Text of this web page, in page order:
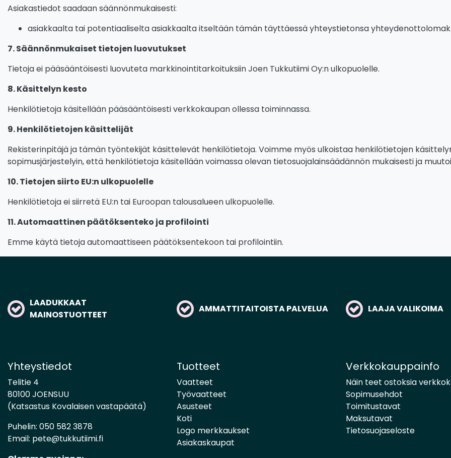
Asiakastiedot saadaan säännönmukaisesti:
asiakkaalta tai potentiaaliselta asiakkaalta itseltään tämän täyttäessä yhteystietonsa
7. Säännönmukaiset tietojen luovutukset
Tietoja ei pääsääntöisesti luovuteta markkinointitarkoituksiin Joen Tukkutiimi Oy:n ulkopuolelle.
8. Käsittelyn kesto
Henkilötietoja käsitellään pääsääntöisesti verkkokaupan ollessa toiminnassa.
9. Henkilötietojen käsittelijät
Rekisterinpitäjä ja tämän työntekijät käsittelevät henkilötietoja. Voimme myös ulkoistaa henkilötietojen
sopimusjärjestelyin, että henkilötietoja käsitellään voimassa olevan tietosuojalainsäädännön mukaisesti ja
10. Tietojen siirto EU:n ulkopuolelle
Henkilötietoja ei siirretä EU:n tai Euroopan talousalueen ulkopuolelle.
11. Automaattinen päätöksenteko ja profilointi
Emme käytä tietoja automaattiseen päätöksentekoon tai profilointiin.
LAADUKKAAT
MAINOSTUOTTEET
AMMATTITAITOISTA PALVELUA LAAJA VALIKOIMA
Yhteystiedot
Telitie 4
80100 JOENSUU
(Katsastus Kovalaisen vastapäätä)
Puhelin: 050 582 3878
Email: pete@tukkutiimi.fi
Tuotteet
Vaatteet
Työvaatteet
Asusteet
Koti
Logo merkkaukset
Asiakaskaupat
Verkkokauppainfo
Näin teet ostoksia
Sopimusehdot
Toimitustavat
Maksutavat
Tietosuojaseloste